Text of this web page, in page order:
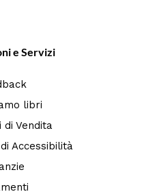
e Servizi
libri
di Vendita
Accessibilità